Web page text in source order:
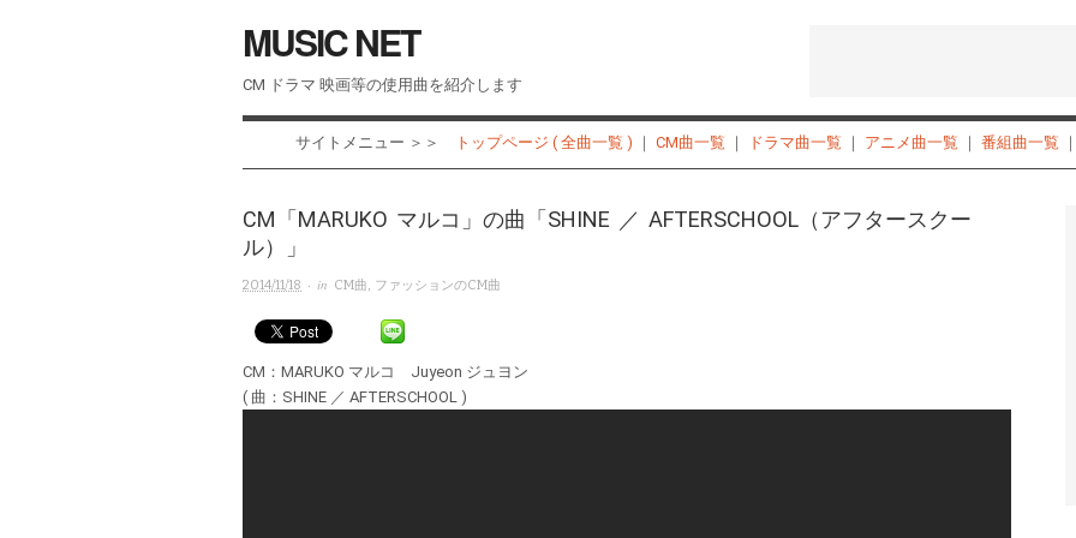
MUSIC NET
CM ドラマ 映画等の使用曲を紹介します
サイトメニュー ＞＞ トップページ ( 全曲一覧 ) ｜ CM曲一覧 ｜ ドラマ曲一覧 ｜ アニメ曲一覧 ｜ 番組曲一覧 ｜
CM「MARUKO マルコ」の曲「SHINE ／ AFTERSCHOOL（アフタースクー
ル）」
2014/11/18 · in CM曲, ファッションのCM曲
CM：MARUKO マルコ Juyeon ジュヨン
( 曲：SHINE ／ AFTERSCHOOL )